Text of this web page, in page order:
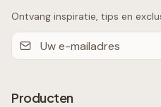
Ontvang inspiratie, tips en
Producten